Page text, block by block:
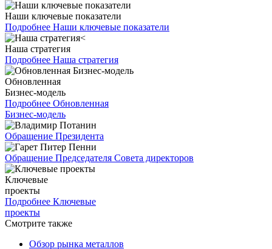
Наши ключевые показатели
Подробнее Наши ключевые показатели
Наша стратегия
Подробнее Наша стратегия
Обновленная
Бизнес-модель
Подробнее Обновленная
Бизнес-модель
Обращение Президента
Обращение Председателя Совета директоров
Ключевые
проекты
Подробнее Ключевые
проекты
Смотрите также
Обзор рынка металлов